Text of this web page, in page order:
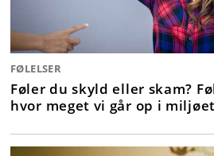
FØLELSER
Føler du skyld eller skam?
hvor meget vi går op i miljøet